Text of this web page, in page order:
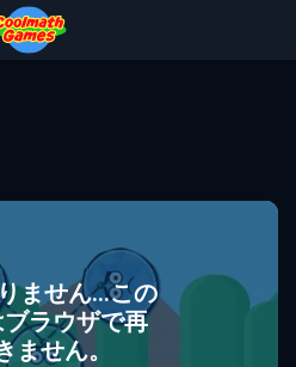
ません...この
ラウザで再
ません。